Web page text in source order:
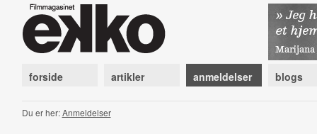
forside artikler anmeldelser blogs
Du er her:Anmeldelser